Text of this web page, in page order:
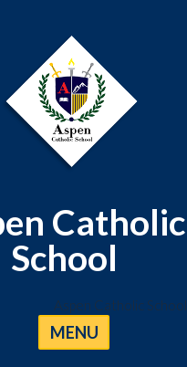
Catholic
School
Aspen Catholic School
MENU